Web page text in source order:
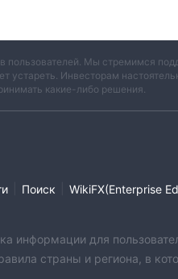
пользователей. Мы стремимся
устареть. Инвесторам
какие-либо решения.
Поиск WikiFX(Enterprise
информации для
страны и региона, в